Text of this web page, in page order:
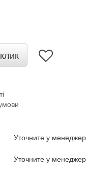
Уточните у
Уточните у